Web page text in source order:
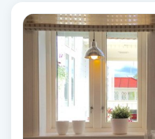
Fotsvamp
Fransborttagning